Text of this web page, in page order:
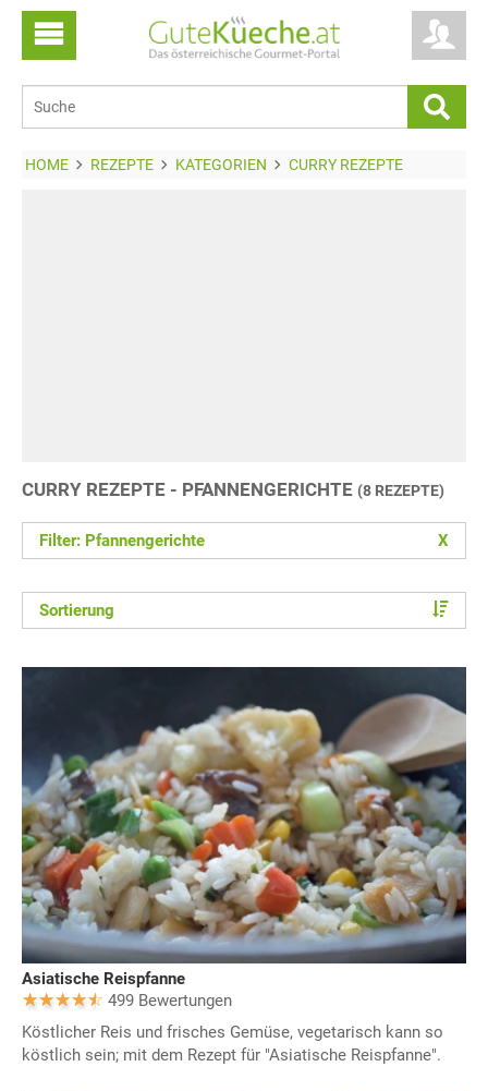
HOME REZEPTE KATEGORIEN CURRY REZEPTE
CURRY REZEPTE - PFANNENGERICHTE (8 REZEPTE)
Filter: Pfannengerichte X
Sortierung
Asiatische Reispfanne
499 Bewertungen
Köstlicher Reis und frisches Gemüse, vegetarisch kann so
köstlich sein; mit dem Rezept für "Asiatische Reispfanne".